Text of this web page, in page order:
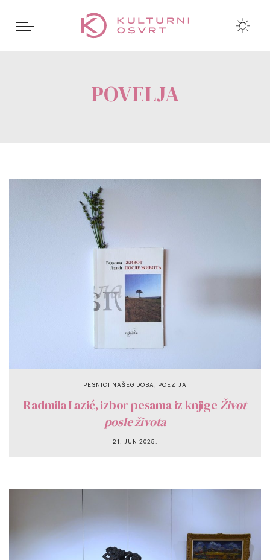
POVELJA
PESNICI NAŠEG DOBA POEZIJA
Radmila Lazić, izbor pesama iz knjigeŽivot
posle života
21. JUN 2025.